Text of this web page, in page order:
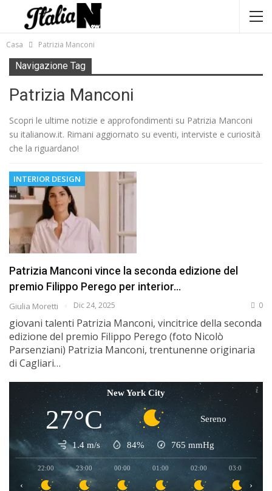
Casa Patrizia Manconi
Navigazione Tag
Patrizia Manconi
Scopri le ultime notizie e approfondimenti su Patrizia Manconi
su italianow.it. Rimani aggiornato su eventi, interviste e curiosità
che la riguardano!
INTERIOR DESIGN
Patrizia Manconi vince la seconda edizione del
premio Filippo Perego per interior…
Giulia Moretti Dic 24, 2025 0
giovani talenti Patrizia Manconi, vincitrice della seconda
edizione del premio Filippo Perego (foto Nicolò
Parsenziani) Patrizia Manconi, trentunenne originaria
di Cagliari…
New York City
27°C Sereno
1.4 m/s 84% 765 mmHg
22:00 23:00 00:00 01:00 02:00 03:00
‹ ›